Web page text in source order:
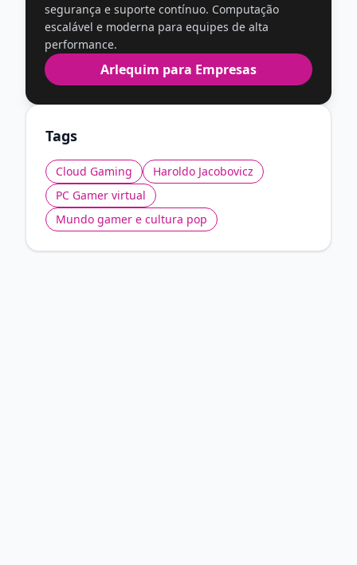
segurança e suporte contínuo. Computação
escalável e moderna para equipes de alta
performance.
Arlequim para Empresas
Tags
Cloud Gaming
Haroldo Jacobovicz
PC Gamer virtual
Mundo gamer e cultura pop